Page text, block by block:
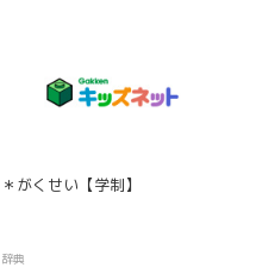
＊がくせい【学制】
辞典